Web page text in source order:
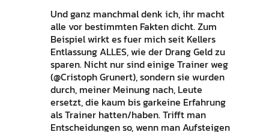
Und ganz manchmal denk ich, ihr macht
alle vor bestimmten Fakten dicht. Zum
Beispiel wirkt es fuer mich seit Kellers
Entlassung ALLES, wie der Drang Geld zu
sparen. Nicht nur sind einige Trainer weg
(@Cristoph Grunert), sondern sie wurden
durch, meiner Meinung nach, Leute
ersetzt, die kaum bis garkeine Erfahrung
als Trainer hatten/haben. Trifft man
Entscheidungen so, wenn man Aufsteigen